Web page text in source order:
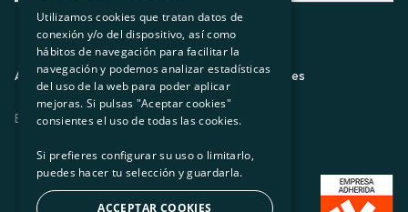
Contacto
Actualidad
El rincón de la socia
Prensa
Trabaja con nosotros
Aviso legalPolítica de privacidadPolítica de cookies
ES CAGLEU
CATALAN
SPANISH
GL
BASQUE
Utilizamos cookies que tratan datos de
conexión y/o del dispositivo, así como
hábitos de navegación para facilitar la
navegación y podemos analizar estadísticas
del uso de la web para poder aplicar
mejoras. Si pulsas "Aceptar cookies"
consientes el uso de todas las cookies.
Si prefieres configurar su uso o limitarlo,
puedes hacer tu selección y guardarla.
ACCEPTAR COOKIES